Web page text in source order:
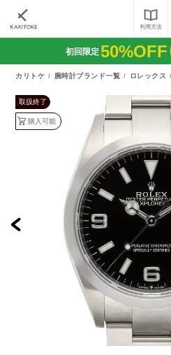
初回限定50%OFF
カリトケ 腕時計ブランド一覧 ロレックス
取扱終了
購入可能